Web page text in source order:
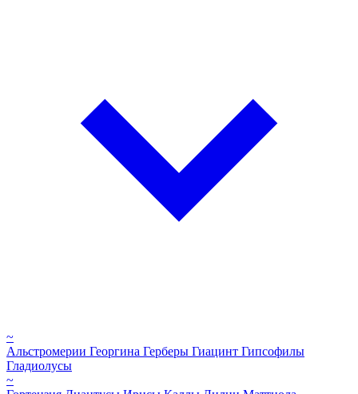
~
Альстромерии Георгина Герберы Гиацинт Гипсофилы
Гладиолусы
~